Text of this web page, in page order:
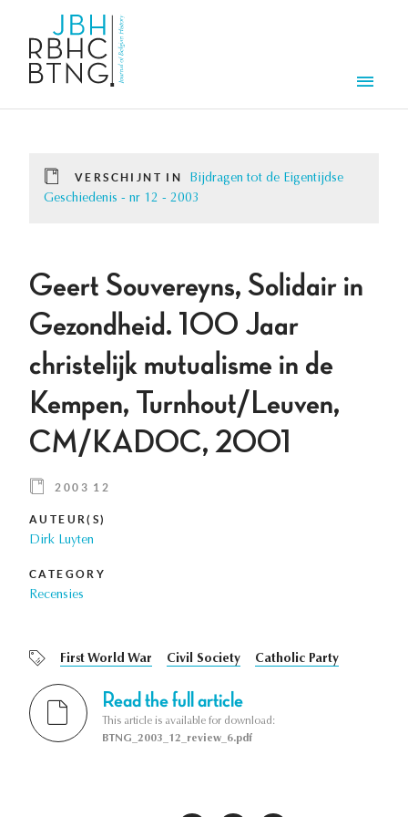
VERSCHIJNT IN
Bijdragen tot de Eigentijdse
Geschiedenis - nr 12 - 2003
Geert Souvereyns, Solidair in
Gezondheid. 100 Jaar
christelijk mutualisme in de
Kempen, Turnhout/Leuven,
CM/KADOC, 2001
2003 12
AUTEUR(S)
Dirk Luyten
CATEGORY
Recensies
First World War Civil Society Catholic Party
Read the full article
This article is available for download:
BTNG_2003_12_review_6.pdf